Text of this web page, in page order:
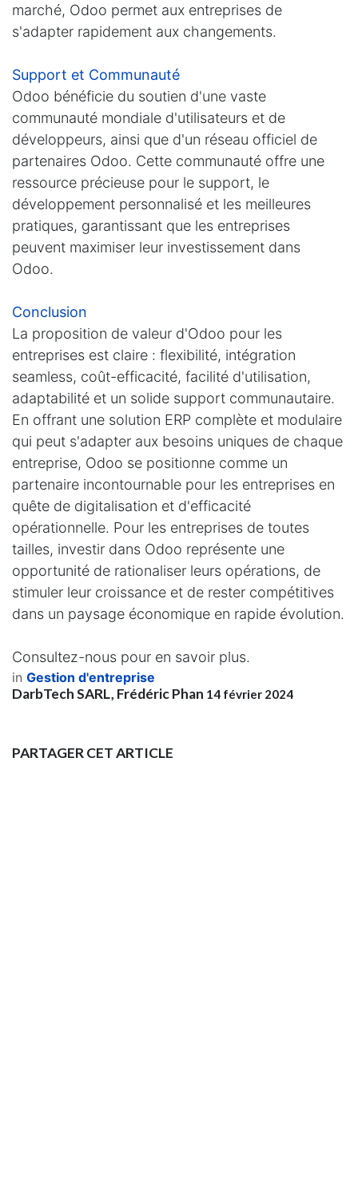
marché, Odoo permet aux entreprises de
s'adapter rapidement aux changements.
Support et Communauté
Odoo bénéficie du soutien d'une vaste
communauté mondiale d'utilisateurs et de
développeurs, ainsi que d'un réseau officiel de
partenaires Odoo. Cette communauté offre une
ressource précieuse pour le support, le
développement personnalisé et les meilleures
pratiques, garantissant que les entreprises
peuvent maximiser leur investissement dans
Odoo.
Conclusion
La proposition de valeur d'Odoo pour les
entreprises est claire : flexibilité, intégration
seamless, coût-efficacité, facilité d'utilisation,
adaptabilité et un solide support communautaire.
En offrant une solution ERP complète et modulaire
qui peut s'adapter aux besoins uniques de chaque
entreprise, Odoo se positionne comme un
partenaire incontournable pour les entreprises en
quête de digitalisation et d'efficacité
opérationnelle. Pour les entreprises de toutes
tailles, investir dans Odoo représente une
opportunité de rationaliser leurs opérations, de
stimuler leur croissance et de rester compétitives
dans un paysage économique en rapide évolution.
Consultez-nous pour en savoir plus.
in Gestion d'entreprise
DarbTech SARL, Frédéric Phan 14 février 2024
PARTAGER CET ARTICLE